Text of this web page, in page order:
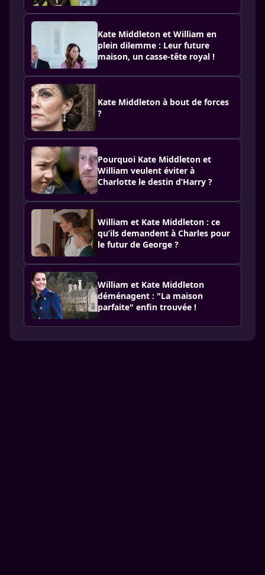
Kate Middleton et William en
plein dilemme : Leur future
maison, un casse-tête royal !
Kate Middleton à bout de forces
?
Pourquoi Kate Middleton et
William veulent éviter à
Charlotte le destin d’Harry ?
William et Kate Middleton : ce
qu’ils demandent à Charles pour
le futur de George ?
William et Kate Middleton
déménagent : "La maison
parfaite" enfin trouvée !